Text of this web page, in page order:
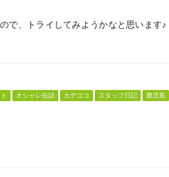
で、トライしてみようかなと思います♪
オシャレ缶詰 カデココ スタッフ日記 鹿児島